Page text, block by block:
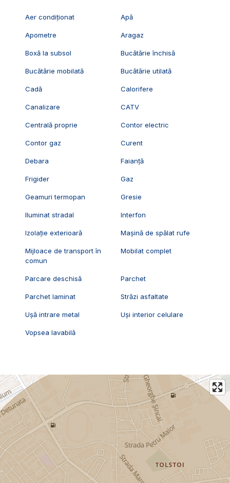
Aer condiționat Apă
Apometre Aragaz
Boxă la subsol Bucătărie închisă
Bucătărie mobilată Bucătărie utilată
Cadă Calorifere
Canalizare CATV
Centrală proprie Contor electric
Contor gaz Curent
Debara Faianță
Frigider Gaz
Geamuri termopan Gresie
Iluminat stradal Interfon
Izolație exterioară Mașină de spălat rufe
Mijloace de transport în
comun
Mobilat complet
Parcare deschisă Parchet
Parchet laminat Străzi asfaltate
Ușă intrare metal Uși interior celulare
Vopsea lavabilă